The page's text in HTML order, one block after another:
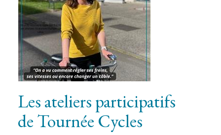
Les ateliers participatifs
de Tournée Cycles